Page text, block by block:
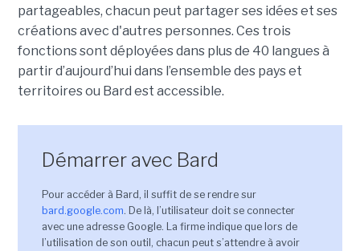
partageables, chacun peut partager ses idées et ses
créations avec d'autres personnes. Ces trois
fonctions sont déployées dans plus de 40 langues à
partir d’aujourd’hui dans l’ensemble des pays et
territoires ou Bard est accessible.
Démarrer avec Bard
Pour accéder à Bard, il suffit de se rendre sur
bard.google.com. De là, l’utilisateur doit se connecter
avec une adresse Google. La firme indique que lors de
l’utilisation de son outil, chacun peut s’attendre à avoir